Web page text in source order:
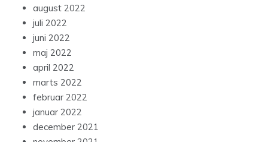
august 2022
juli 2022
juni 2022
maj 2022
april 2022
marts 2022
februar 2022
januar 2022
december 2021